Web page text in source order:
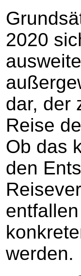
2020
dar, der
Reise
Ob das
den
werden.